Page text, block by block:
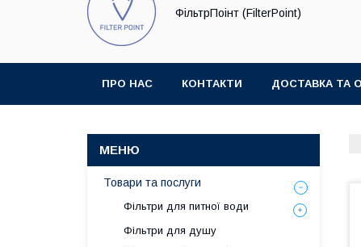
ФільтрПоінт (FilterPoint)
ПРО НАС КОНТАКТИ ДОСТАВКА ТА
Товари та послуги
Фільтри для питної води
Фільтри для душу